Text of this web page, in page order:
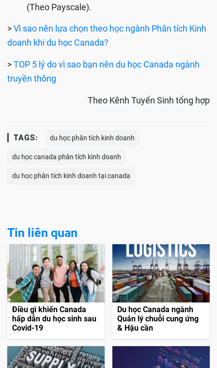
(Theo Payscale).
>Vì sao nên lựa chọn theo học ngành Phân tích Kinh
doanh khi du học Canada?
>TOP 5 lý do vì sao bạn nên du học Canada ngành
truyền thông
Theo Kênh Tuyển Sinh tổng hợp
TAGS: du học phân tích kinh doanh
du học canada phân tích kinh doanh
du học phân tích kinh doanh tại canada
Tin liên quan
Điều gì khiến Canada
hấp dẫn du học sinh sau
Covid-19
Du học Canada ngành
Quản lý chuỗi cung ứng
& Hậu cần